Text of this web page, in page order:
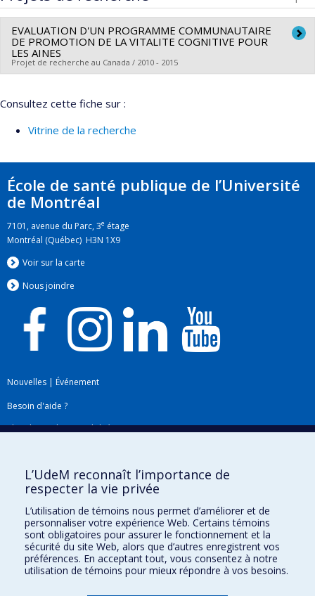
Diplôme obtenu :M. Sc.
EVALUATION D'UN PROGRAMME COMMUNAUTAIRE
DE PROMOTION DE LA VITALITE COGNITIVE POUR
LES AINES
Projet de recherche au Canada / 2010 - 2015
Co-chercheurs : Dave Ellemberg
Nour,Manon Parisien
santé du Canada
Programmes de subvention :PVXX5647-(MOP) Subvention
de fonctionnement incluant les subventions de
Consultez cette fiche sur :
Vitrine de la recherche
École de santé publique de l’Université
de Montréal
7101, avenue du Parc, 3e étage
Montréal (Québec) H3N 1X9
Voir sur la carte
Nous joindre
Nouvelles | Événement
Besoin d'aide ?
Plan du site|Accessibilité
Téléchargez les logos de l'ESPUM
L’UdeM reconnaît l’importance de
respecter la vie privée
L’utilisation de témoins nous permet d’améliorer et de
personnaliser votre expérience Web. Certains témoins
sont obligatoires pour assurer le fonctionnement et la
sécurité du site Web, alors que d’autres enregistrent vos
préférences. En acceptant tout, vous consentez à notre
utilisation de témoins pour mieux répondre à vos besoins.